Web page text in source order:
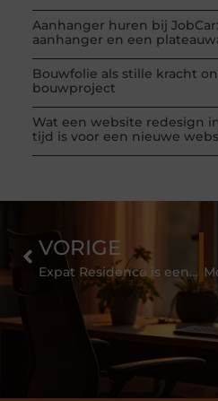
Aanhanger huren bij
aanhanger en een
Bouwfolie als stille kracht
bouwproject
Wat een website redesign
tijd is voor een nieuwe
VORIGE
Expat Residence is een betrouwbaar expat makelaar